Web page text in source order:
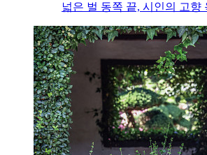
넓은 벌 동쪽 끝, 시인의 고향